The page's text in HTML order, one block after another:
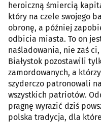
heroiczną śmiercią
który na czele swojego
obronę, a później
odbicia miasta. To on
naśladowania, nie zaś
Białystok pozostawili
zamordowanych, a
szyderczo patronowali
wszystkich patriotów.
pragnę wyrazić dziś
polska tradycja, dla